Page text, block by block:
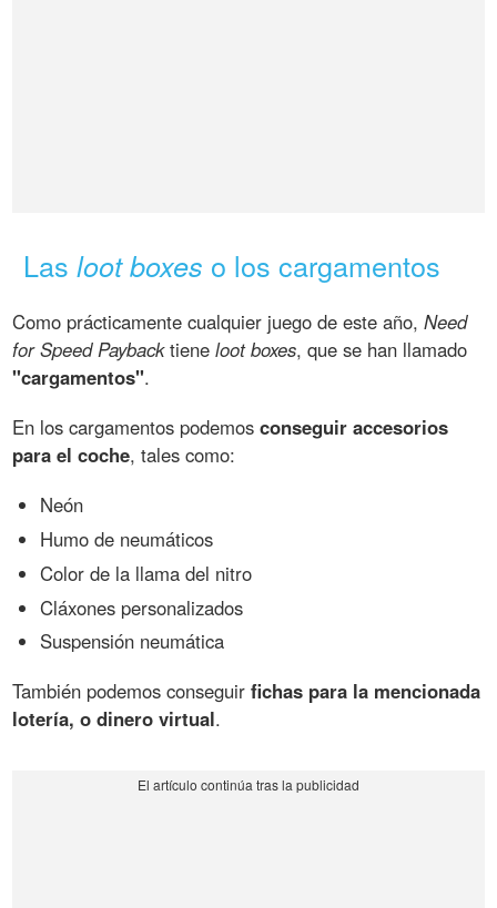
Lasloot boxes o los cargamentos
Como prácticamente cualquier juego de este año,Need
for Speed Paybacktieneloot boxes, que se han llamado
"cargamentos".
En los cargamentos podemosconseguir accesorios
para el coche, tales como:
Neón
Humo de neumáticos
Color de la llama del nitro
Cláxones personalizados
Suspensión neumática
También podemos conseguirfichas para la mencionada
lotería, o dinero virtual.